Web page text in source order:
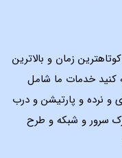
زمان و بالاترین
کنید خدمات ما شامل
نرده و پارتیشن و درب
سرور و شبکه و طرح